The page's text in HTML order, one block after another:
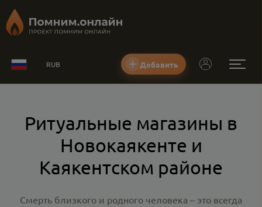
RUB Добавить
Ритуальные магазины в
Новокаякенте и
Каякентском районе
Смерть близкого и родного человека – это всегда